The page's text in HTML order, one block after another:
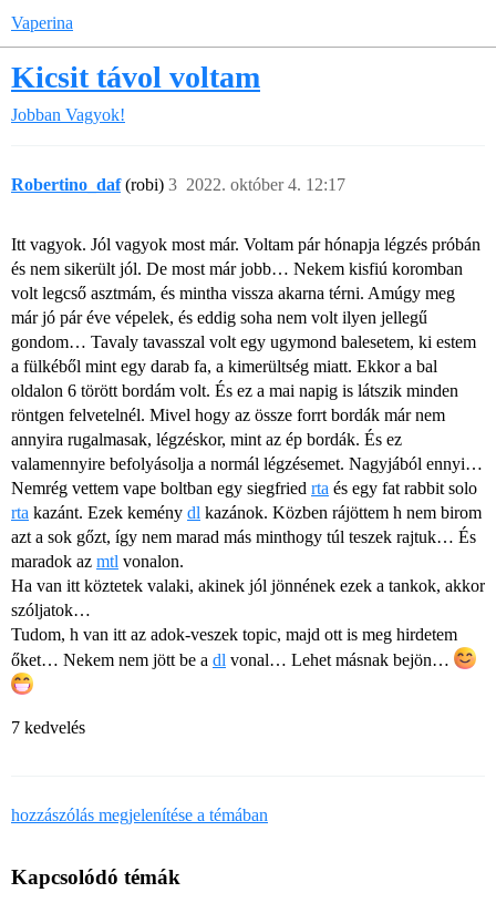
Vaperina
Kicsit távol voltam
Jobban Vagyok!
Robertino_daf (robi) 2022. október 4. 12:17
3
Itt vagyok. Jól vagyok most már. Voltam pár hónapja légzés próbán
és nem sikerült jól. De most már jobb… Nekem kisfiú koromban
volt legcső asztmám, és mintha vissza akarna térni. Amúgy meg
már jó pár éve vépelek, és eddig soha nem volt ilyen jellegű
gondom… Tavaly tavasszal volt egy ugymond balesetem, ki estem
a fülkéből mint egy darab fa, a kimerültség miatt. Ekkor a bal
oldalon 6 törött bordám volt. És ez a mai napig is látszik minden
röntgen felvetelnél. Mivel hogy az össze forrt bordák már nem
annyira rugalmasak, légzéskor, mint az ép bordák. És ez
valamennyire befolyásolja a normál légzésemet. Nagyjából ennyi…
Nemrég vettem vape boltban egy siegfried rta és egy fat rabbit solo
rta kazánt. Ezek kemény dl kazánok. Közben rájöttem h nem birom
azt a sok gőzt, így nem marad más minthogy túl teszek rajtuk… És
maradok az mtl vonalon.
Ha van itt köztetek valaki, akinek jól jönnének ezek a tankok, akkor
szóljatok…
Tudom, h van itt az adok-veszek topic, majd ott is meg hirdetem
őket… Nekem nem jött be a dl vonal… Lehet másnak bejön…
7 kedvelés
hozzászólás megjelenítése a témában
Kapcsolódó témák